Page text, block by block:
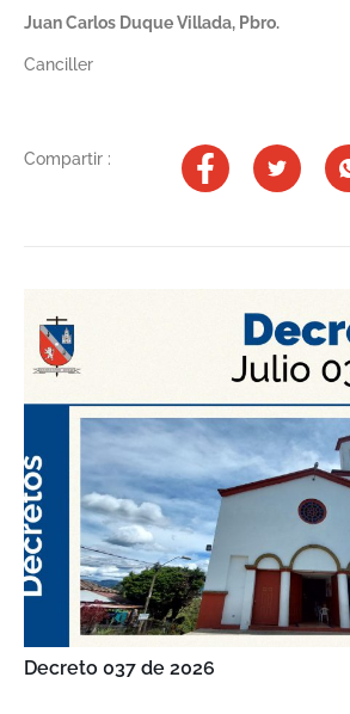
Juan Carlos Duque Villada, Pbro.
Canciller
Compartir :
Decreto 037 de 2026